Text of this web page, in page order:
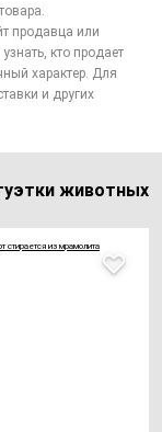
продавца или
кто продает
характер. Для
и других
животных